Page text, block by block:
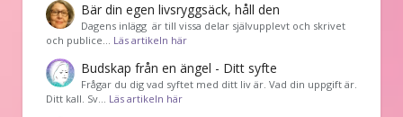
Bär din egen livsryggsäck, håll den
Dagens inlägg är till vissa delar självupplevt och skrivet
och publice… Läs artikeln här
Budskap från en ängel - Ditt syfte
Frågar du dig vad syftet med ditt liv är. Vad din uppgift är.
Ditt kall. Sv… Läs artikeln här